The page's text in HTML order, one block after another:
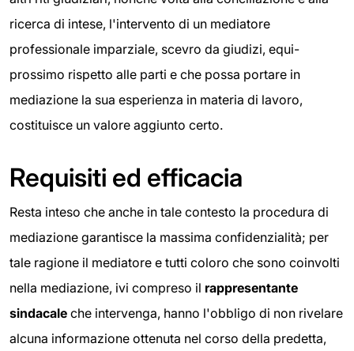
ricerca di intese, l'intervento di un mediatore
professionale imparziale, scevro da giudizi, equi-
prossimo rispetto alle parti e che possa portare in
mediazione la sua esperienza in materia di lavoro,
costituisce un valore aggiunto certo.
Requisiti ed efficacia
Resta inteso che anche in tale contesto la procedura di
mediazione garantisce la massima confidenzialità; per
tale ragione il mediatore e tutti coloro che sono coinvolti
nella mediazione, ivi compreso il rappresentante
sindacale che intervenga, hanno l'obbligo di non rivelare
alcuna informazione ottenuta nel corso della predetta,